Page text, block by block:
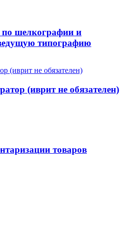
по шелкографии и
типографию
(иврит не обязателен)
товаров